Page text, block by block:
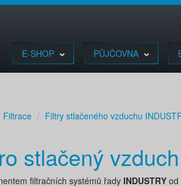
E-SHOP PŮJČOVNA
Filtrace Filtry stlačeného vzduchu
stlačený
filtračních systémů řady INDUSTRY od